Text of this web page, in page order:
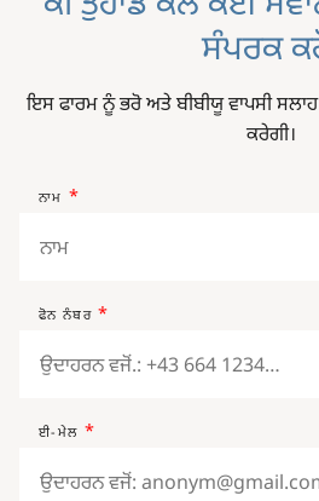
ਸੰਪਰਕ
ਇਸ ਫਾਰਮ ਨੂੰ ਭਰੋ ਅਤੇ ਬੀਬੀਯੂ ਵਾਪਸੀ
ਕਰੇਗੀ।
ਨਾਮ
ਫੋਨ ਨੰਬਰ
ਈ-ਮੇਲ